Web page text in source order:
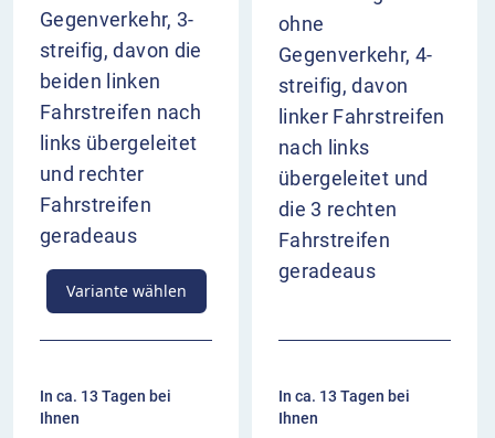
Gegenverkehr, 3-
streifig, davon die
beiden linken
Fahrstreifen nach
links übergeleitet
und rechter
Fahrstreifen
geradeaus
Variante wählen
In ca. 13 Tagen bei
Ihnen
ohne
Gegenverkehr, 4-
streifig, davon
linker Fahrstreifen
nach links
übergeleitet und
die 3 rechten
Fahrstreifen
geradeaus
In ca. 13 Tagen bei
Ihnen